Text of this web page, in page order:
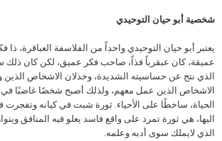
شخصية أبو حيان التوحيدي
يعتبر أبو حيان التوحيدي واحداً من الفلاسفة العباقرة،
عميقة، كان عبقرياً فذاً، صاحب فكر عميق، لكن كان ذلك
الذي نتج عن حساسيته الشديدة، وخذلان الاشخاص الذين
الاشخاص الذين عمل معهم، ولذلك أصبح شخصًا غاضبًا في
الحياة، ساخطًا على الأحياء. ثورة شبت في كيانه وتفجرت
اليها، هي ثورة تمرد على واقع فاسد يعلو فيه المنافق
الذي لايملك سوى أدبه وعلمه.